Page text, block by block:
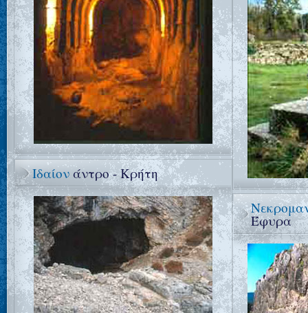
Ιδαίονάντρο - Κρήτη
Έφυρα